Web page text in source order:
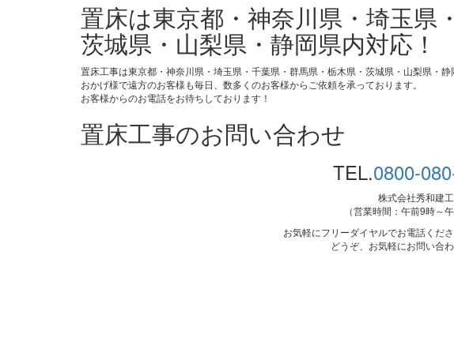
置床は東京都・神奈川県・埼玉県
茨城県・山梨県・静岡県内対応！
置床工事は東京都・神奈川県・埼玉県・千葉県・群馬県・栃木県・茨城県・山梨県・静
おかげ様で遠方のお客様も毎日、数多くのお客様からご依頼を承っております。
お客様からのお電話をお待ちしております！
置床工事のお問い合わせ
TEL.0800-
株式会社秀和建工
（営業時間：午前9時～午
お気軽にフリーダイヤルでお電話くだ
どうぞ、お気軽にお問い合わ